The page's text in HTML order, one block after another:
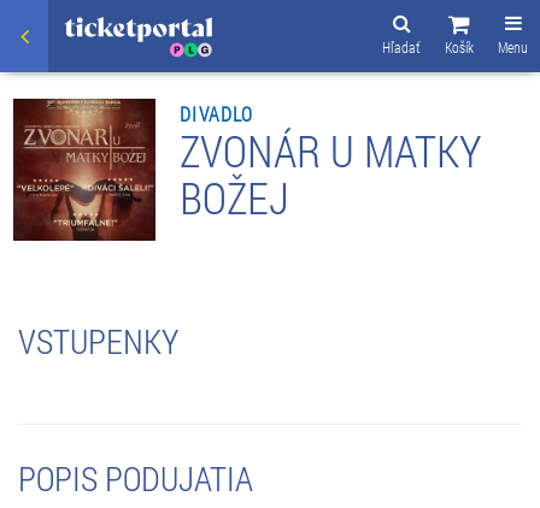
Menu
Košík
Hľadať
DIVADLO
ZVONÁR U MATKY
BOŽEJ
VSTUPENKY
POPIS PODUJATIA